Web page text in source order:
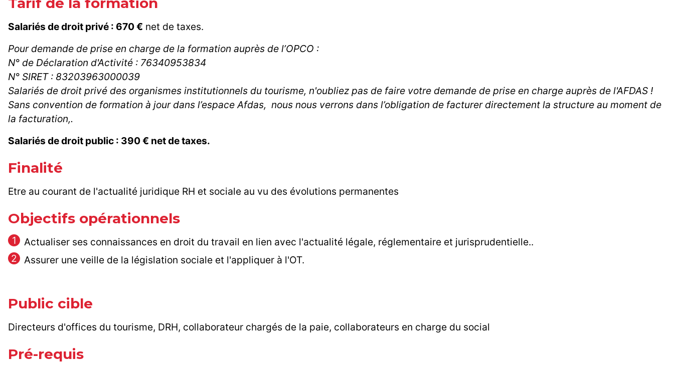
Salariés de droit privé : 670 € net de taxes.
Pour demande de prise en charge de la formation auprès de l’OPCO :
N° de Déclaration d'Activité : 76340953834
N° SIRET : 83203963000039
Salariés de droit privé des organismes institutionnels du tourisme, n'oubliez pas de faire votre demande de prise en charge auprès de l'AFDAS !
Sans convention de formation à jour dans l’espace Afdas, nous nous verrons dans l’obligation de facturer directement la structure au moment de
la facturation,.
Salariés de droit public : 390 € net de taxes.
Finalité
Etre au courant de l'actualité juridique RH et sociale au vu des évolutions permanentes
Objectifs opérationnels
Actualiser ses connaissances en droit du travail en lien avec l'actualité légale, réglementaire et jurisprudentielle..
Assurer une veille de la législation sociale et l'appliquer à l'OT.
Public cible
Directeurs d'offices du tourisme, DRH, collaborateur chargés de la paie, collaborateurs en charge du social
Pré-requis